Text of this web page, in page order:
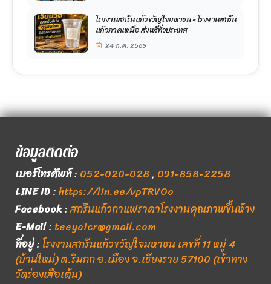
โรงงานสกรีนแก้วขวัญใจมหาชน - โรงงานสกรีน
แก้วภาคเหนือ ส่งฟรีทั่วประเทศ
24 ก.ค. 2569
ข้อมูลติดต่อ
เบอร์โทรศัพท์: 052-020-028, 091-858-2258
LINE ID:https://lin.ee/vpTRVOo
Facebook:สกรีนแก้วกาแฟราคาโรงงานคุณภาพขึ้นห้าง
E-Mail:teeyaicr@gmail.com
ที่อยู่:โรงงานสกรีนแก้วขวัญใจมหาชน เลขที่ 11 หมู่ 4
(บ้านใหม่) ต.ริมกก อ.เมือง จ.เชียงราย 57100 (เข้าทาง
วัดร่องเสือเต้น)